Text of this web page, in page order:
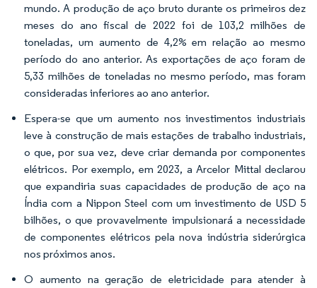
mundo. A produção de aço bruto durante os primeiros dez
meses do ano fiscal de 2022 foi de 103,2 milhões de
toneladas, um aumento de 4,2% em relação ao mesmo
período do ano anterior. As exportações de aço foram de
5,33 milhões de toneladas no mesmo período, mas foram
consideradas inferiores ao ano anterior.
Espera-se que um aumento nos investimentos industriais
leve à construção de mais estações de trabalho industriais,
o que, por sua vez, deve criar demanda por componentes
elétricos. Por exemplo, em 2023, a Arcelor Mittal declarou
que expandiria suas capacidades de produção de aço na
Índia com a Nippon Steel com um investimento de USD 5
bilhões, o que provavelmente impulsionará a necessidade
de componentes elétricos pela nova indústria siderúrgica
nos próximos anos.
O aumento na geração de eletricidade para atender à